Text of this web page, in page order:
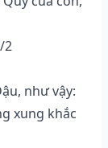
2
như vậy:
xung khắc